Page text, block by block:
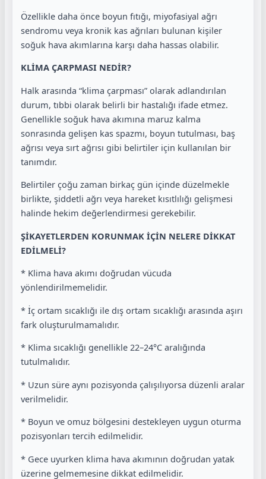
Özellikle daha önce boyun fıtığı, miyofasiyal ağrı
sendromu veya kronik kas ağrıları bulunan kişiler
soğuk hava akımlarına karşı daha hassas olabilir.
KLİMA ÇARPMASI NEDİR?
Halk arasında “klima çarpması” olarak adlandırılan
durum, tıbbi olarak belirli bir hastalığı ifade etmez.
Genellikle soğuk hava akımına maruz kalma
sonrasında gelişen kas spazmı, boyun tutulması, baş
ağrısı veya sırt ağrısı gibi belirtiler için kullanılan bir
tanımdır.
Belirtiler çoğu zaman birkaç gün içinde düzelmekle
birlikte, şiddetli ağrı veya hareket kısıtlılığı gelişmesi
halinde hekim değerlendirmesi gerekebilir.
ŞİKAYETLERDEN KORUNMAK İÇİN NELERE DİKKAT
EDİLMELİ?
* Klima hava akımı doğrudan vücuda
yönlendirilmemelidir.
* İç ortam sıcaklığı ile dış ortam sıcaklığı arasında aşırı
fark oluşturulmamalıdır.
* Klima sıcaklığı genellikle 22–24°C aralığında
tutulmalıdır.
* Uzun süre aynı pozisyonda çalışılıyorsa düzenli aralar
verilmelidir.
* Boyun ve omuz bölgesini destekleyen uygun oturma
pozisyonları tercih edilmelidir.
* Gece uyurken klima hava akımının doğrudan yatak
üzerine gelmemesine dikkat edilmelidir.